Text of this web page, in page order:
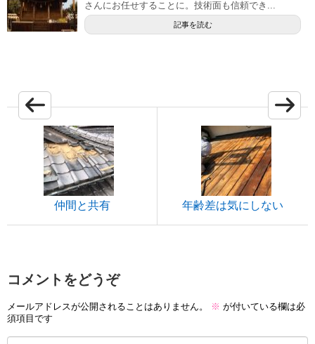
さんにお任せすることに。技術面も信頼でき...
記事を読む
仲間と共有 年齢差は気にしない
コメントをどうぞ
メールアドレスが公開されることはありません。 ※ が付いている欄は必
須項目です